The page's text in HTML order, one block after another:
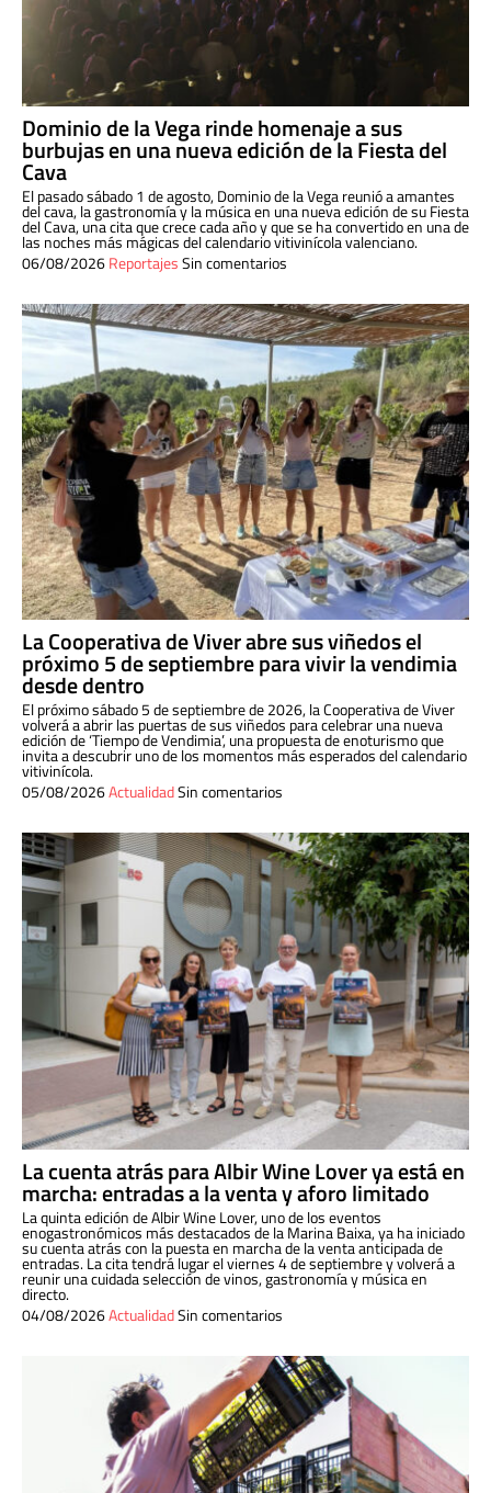
Dominio de la Vega rinde homenaje a sus
burbujas en una nueva edición de la Fiesta del
Cava
El pasado sábado 1 de agosto, Dominio de la Vega reunió a amantes
del cava, la gastronomía y la música en una nueva edición de su Fiesta
del Cava, una cita que crece cada año y que se ha convertido en una de
las noches más mágicas del calendario vitivinícola valenciano.
06/08/2026ReportajesSin comentarios
La Cooperativa de Viver abre sus viñedos el
próximo 5 de septiembre para vivir la vendimia
desde dentro
El próximo sábado 5 de septiembre de 2026, la Cooperativa de Viver
volverá a abrir las puertas de sus viñedos para celebrar una nueva
edición de ‘Tiempo de Vendimia’, una propuesta de enoturismo que
invita a descubrir uno de los momentos más esperados del calendario
vitivinícola.
05/08/2026ActualidadSin comentarios
La cuenta atrás para Albir Wine Lover ya está en
marcha: entradas a la venta y aforo limitado
La quinta edición de Albir Wine Lover, uno de los eventos
enogastronómicos más destacados de la Marina Baixa, ya ha iniciado
su cuenta atrás con la puesta en marcha de la venta anticipada de
entradas. La cita tendrá lugar el viernes 4 de septiembre y volverá a
reunir una cuidada selección de vinos, gastronomía y música en
directo.
04/08/2026ActualidadSin comentarios